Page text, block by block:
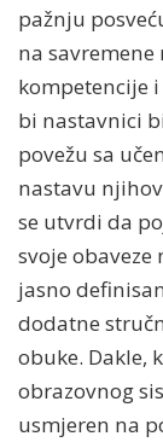
pažnju
na
kompetencije
bi nastavnici
povežu sa
nastavu
se utvrdi da
svoje
jasno
dodatne
obuke. Dakle,
obrazovnog
usmjeren na